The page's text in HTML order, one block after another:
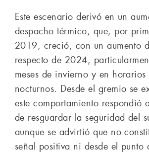
Este escenario derivó en un
despacho térmico, que, por
2019, creció, con un aumento
respecto de 2024,
meses de invierno y en
nocturnos. Desde el gremio se
este comportamiento respondió
de resguardar la seguridad del
aunque se advirtió que no
señal positiva ni desde el punto